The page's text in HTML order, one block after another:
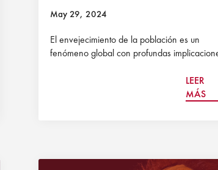
May 29, 2024
El envejecimiento de la población es un
fenómeno global con profundas
LEER
MÁS